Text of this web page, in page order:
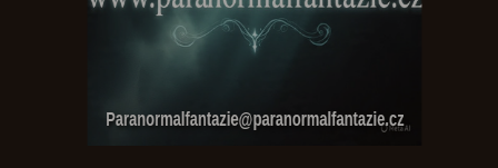
Paranormalfantazie@paranormalfantazie.cz